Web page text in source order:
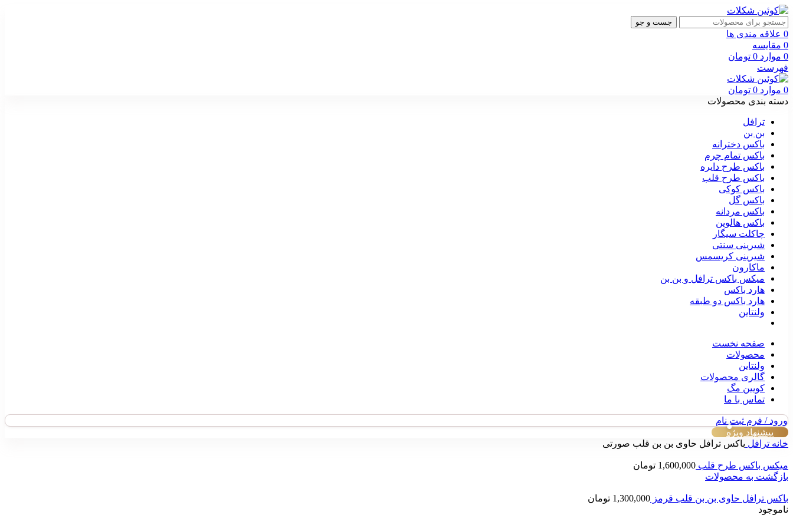
جست و جو
0 علاقه مندی ها
0 مقایسه
0 موارد 0 تومان
فهرست
0 موارد 0 تومان
دسته بندی محصولات
ترافل
بن بن
باکس دخترانه
باکس تمام چرم
باکس طرح دایره
باکس طرح قلب
باکس کوکی
باکس گل
باکس مردانه
باکس هالوین
چاکلت سیگار
شیرینی سنتی
شیرینی کریسمس
ماکارون
میکس باکس ترافل و بن بن
هارد باکس
هارد باکس دو طبقه
ولنتاین
صفحه نخست
محصولات
ولنتاین
گالری محصولات
کویین مگ
تماس با ما
ورود / فرم ثبت نام
پیشنهاد ویژه
خانه ترافل باکس ترافل حاوی بن بن قلب صورتی
میکس باکس طرح قلب 1,600,000 تومان
بازگشت به محصولات
باکس ترافل حاوی بن بن قلب قرمز 1,300,000 تومان
ناموجود